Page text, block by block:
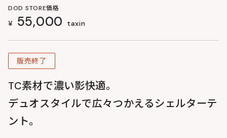
DOD STORE価格
¥ 55,000 taxin
販売終了
TC素材で濃い影快適。
デュオスタイルで広々つかえるシェルターテ
ント。